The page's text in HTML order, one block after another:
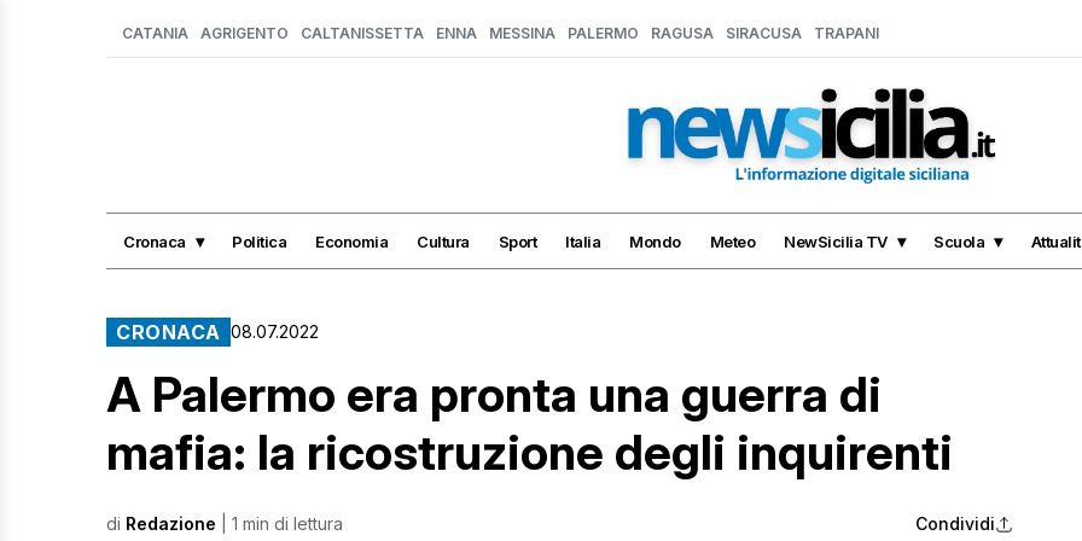
CATANIA AGRIGENTO CALTANISSETTA ENNA MESSINA PALERMO RAGUSA SIRACUSA TRAPANI
Cronaca Politica Economia Cultura Sport Italia Mondo Meteo NewSicilia TV Scuola
CRONACA 08.07.2022
A Palermo era pronta una guerra di
mafia: la ricostruzione degli inquirenti
di Redazione | 1 min di lettura Condividi